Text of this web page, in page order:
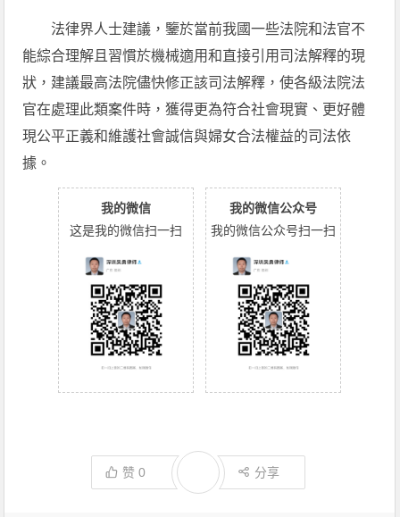
法律界人士建議，鑒於當前我國一些法院和法官不
能綜合理解且習慣於機械適用和直接引用司法解釋的現
狀，建議最高法院儘快修正該司法解釋，使各級法院法
官在處理此類案件時，獲得更為符合社會現實、更好體
現公平正義和維護社會誠信與婦女合法權益的司法依
據。
我的微信
这是我的微信扫一扫
我的微信公众号
我的微信公众号扫一扫
赞0 分享